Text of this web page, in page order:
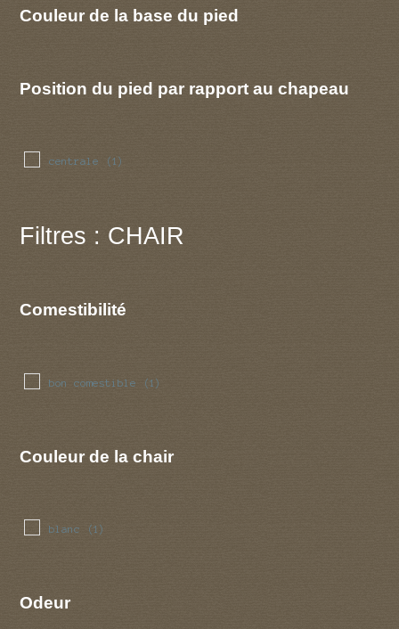
Couleur de la base du pied
Position du pied par rapport au chapeau
centrale (1)
Filtres : CHAIR
Comestibilité
bon comestible (1)
Couleur de la chair
blanc (1)
Odeur